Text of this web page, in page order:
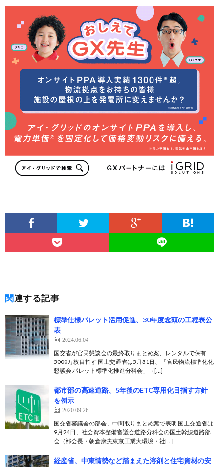
関連する記事
標準仕様パレット活用促進、30年度念頭の工程表公
表
2024.06.04
国交省が官民懇談会の最終取りまとめ案、レンタルで保有
5000万枚目指す 国土交通省は5月31日、「官民物流標準化化
懇談会 パレット標準化推進分科会」（[…]
都市部の高速道路、5年後のETC専用化目指す方針
を例示
2020.09.26
国交省審議会の部会、中間取りまとめ案で表明 国土交通省は
9月24日、社会資本整備審議会道路分科会の国土幹線道路部
会（部会長・朝倉康夫東京工業大環境・社[…]
経産省、中東情勢など踏まえた溶剤と住宅資材の安